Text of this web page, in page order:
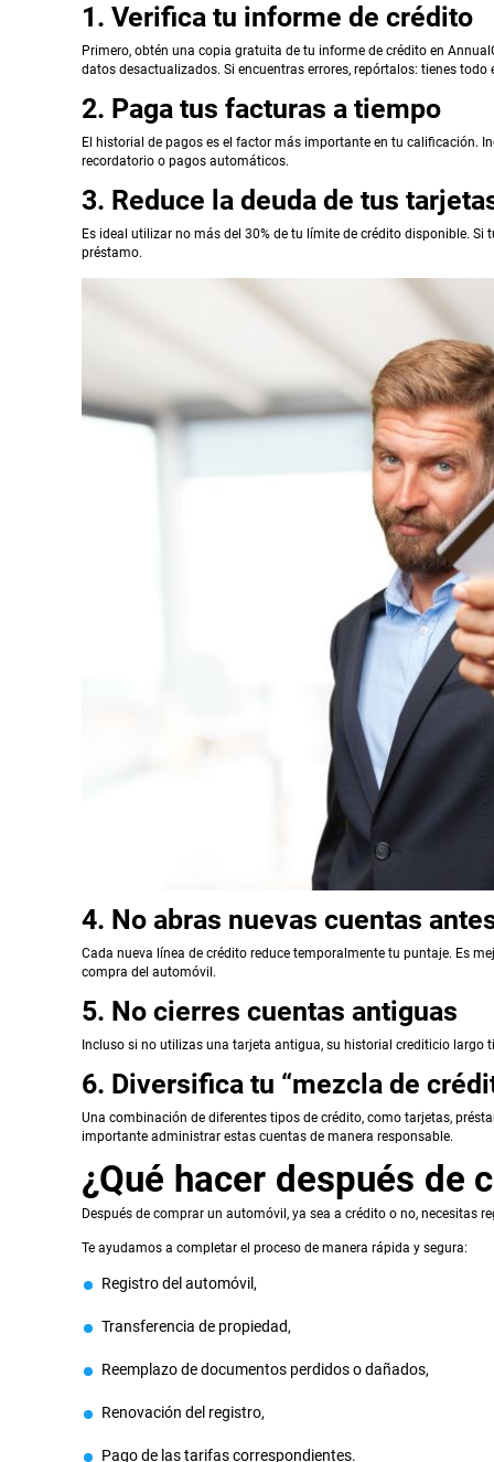
1. Verifica tu informe de crédito
Primero, obtén una copia gratuita de tu informe de crédito en
datos desactualizados. Si encuentras errores, repórtalos: tienes todo
2. Paga tus facturas a tiempo
El historial de pagos es el factor más importante en tu calificación.
recordatorio o pagos automáticos.
3. Reduce la deuda de tus
Es ideal utilizar no más del 30% de tu límite de crédito disponible.
préstamo.
4. No abras nuevas cuentas
Cada nueva línea de crédito reduce temporalmente tu puntaje. Es
compra del automóvil.
5. No cierres cuentas antiguas
Incluso si no utilizas una tarjeta antigua, su historial crediticio
6. Diversifica tu “mezcla de
Una combinación de diferentes tipos de crédito, como tarjetas,
importante administrar estas cuentas de manera responsable.
¿Qué hacer después de
Después de comprar un automóvil, ya sea a crédito o no, necesitas
Te ayudamos a completar el proceso de manera rápida y segura:
Registro del automóvil,
Transferencia de propiedad,
Reemplazo de documentos perdidos o dañados,
Renovación del registro,
Pago de las tarifas correspondientes.